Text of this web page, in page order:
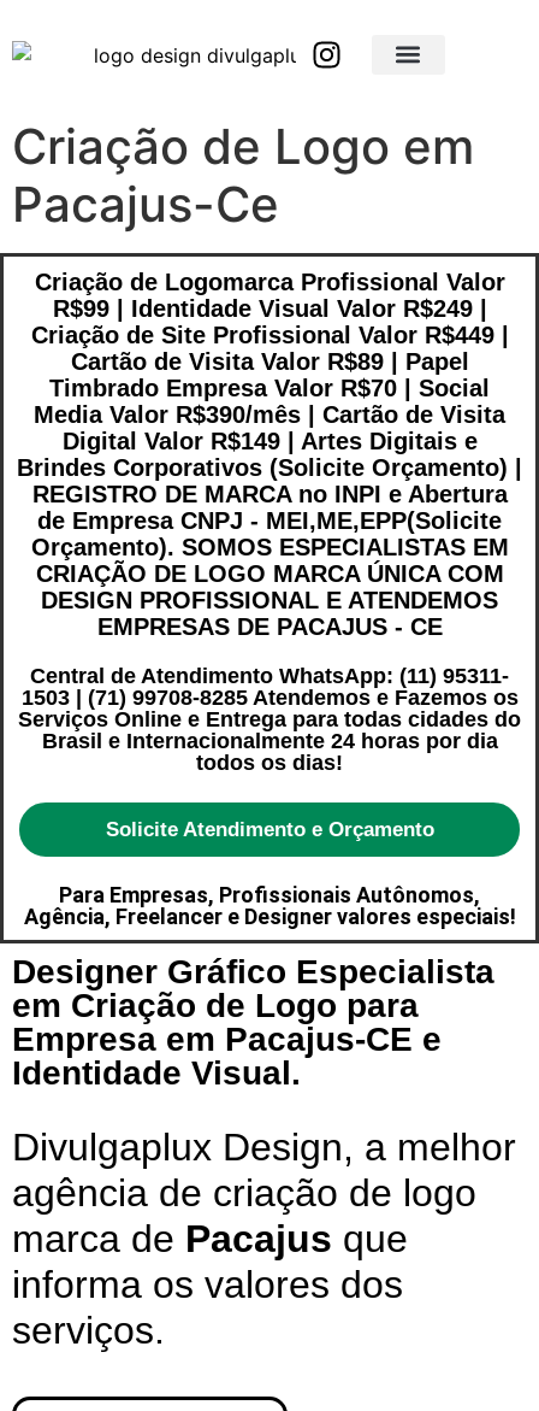
Criação de Logo em
Pacajus-Ce
Criação de Logomarca Profissional Valor
R$99 | Identidade Visual Valor R$249 |
Criação de Site Profissional Valor R$449 |
Cartão de Visita Valor R$89 | Papel
Timbrado Empresa Valor R$70 | Social
Media Valor R$390/mês | Cartão de Visita
Digital Valor R$149 | Artes Digitais e
Brindes Corporativos (Solicite Orçamento) |
REGISTRO DE MARCA no INPI e Abertura
de Empresa CNPJ - MEI,ME,EPP(Solicite
Orçamento). SOMOS ESPECIALISTAS EM
CRIAÇÃO DE LOGO MARCA ÚNICA COM
DESIGN PROFISSIONAL E ATENDEMOS
EMPRESAS DE PACAJUS - CE
Central de Atendimento WhatsApp: (11) 95311-
1503 | (71) 99708-8285 Atendemos e Fazemos os
Serviços Online e Entrega para todas cidades do
Brasil e Internacionalmente 24 horas por dia
todos os dias!
Solicite Atendimento e Orçamento
Para Empresas, Profissionais Autônomos,
Agência, Freelancer e Designer valores especiais!
Designer Gráfico Especialista
em Criação de Logo para
Empresa em Pacajus-CE e
Identidade Visual.
Divulgaplux Design, a melhor
agência de criação de logo
marca de Pacajus que
informa os valores dos
serviços.